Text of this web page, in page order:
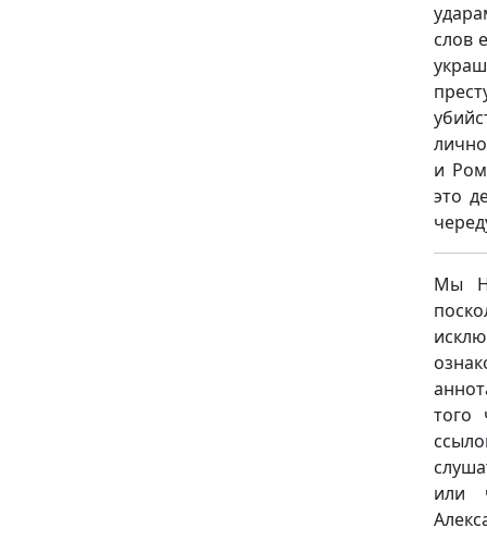
слов
и
это
Мы
того
или